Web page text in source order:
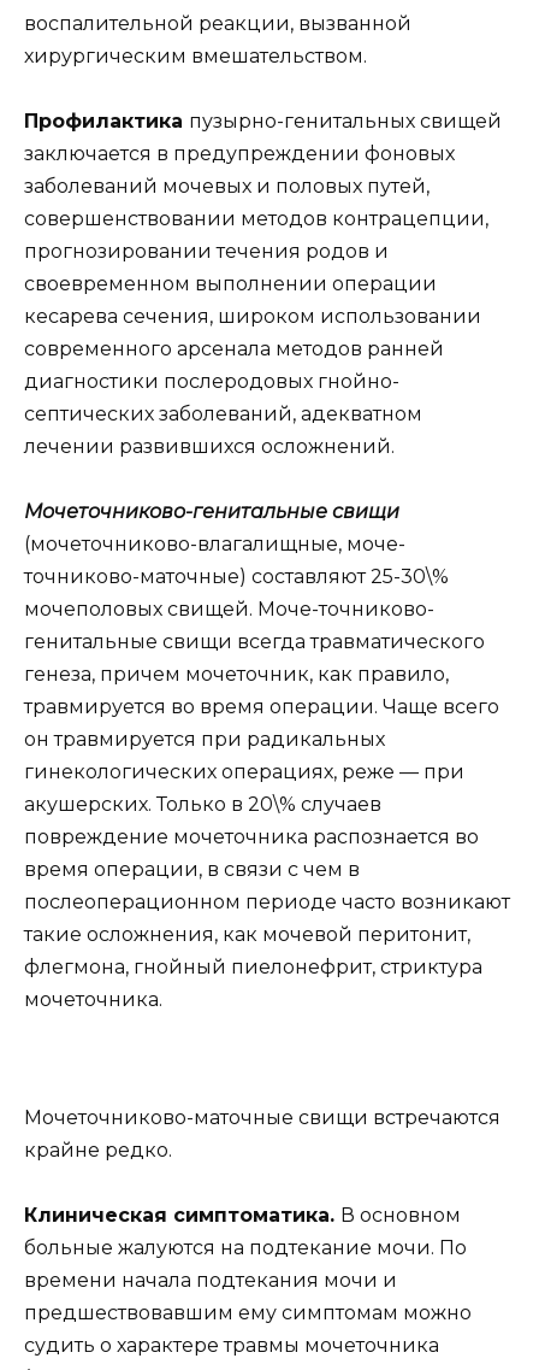
воспалительной реакции, вызванной
хирургическим вмешательством.
Профилактика пузырно-генитальных свищей
заключается в предупреждении фоновых
заболеваний мочевых и половых путей,
совершенствовании методов контрацепции,
прогнозировании течения родов и
своевременном выполнении операции
кесарева сечения, широком использовании
современного арсенала методов ранней
диагностики послеродовых гнойно-
септических заболеваний, адекватном
лечении развившихся осложнений.
Мочеточниково-генитальные свищи
(мочеточниково-влагалищные, моче-
точниково-маточные) составляют 25-30\%
мочеполовых свищей. Моче-точниково-
генитальные свищи всегда травматического
генеза, причем мочеточник, как правило,
травмируется во время операции. Чаще всего
он травмируется при радикальных
гинекологических операциях, реже — при
акушерских. Только в 20\% случаев
повреждение мочеточника распознается во
время операции, в связи с чем в
послеоперационном периоде часто возникают
такие осложнения, как мочевой перитонит,
флегмона, гнойный пиелонефрит, стриктура
мочеточника.
Мочеточниково-маточные свищи встречаются
крайне редко.
Клиническая симптоматика. В основном
больные жалуются на подтекание мочи. По
времени начала подтекания мочи и
предшествовавшим ему симптомам можно
судить о характере травмы мочеточника